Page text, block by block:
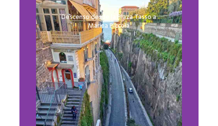
Descenso desde la Plaza Tasso a
Marina Piccola